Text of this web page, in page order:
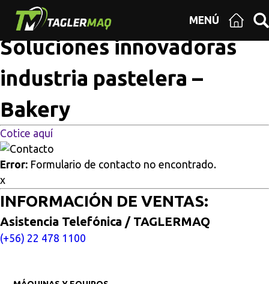
MENÚ
Multisitios
pastelera – Bakery
Soluciones innovadoras
industria pastelera –
Bakery
Cotice aquí
Error: Formulario de contacto no encontrado.
x
INFORMACIÓN DE VENTAS:
Asistencia Telefónica / TAGLERMAQ
(+56) 22 478 1100